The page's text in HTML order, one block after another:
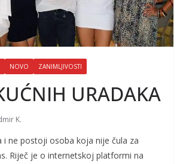
NOVO ZANIMLJIVOSTI
URADAKA
K.
i ne postoji osoba koja nije čula za
Riječ je o internetskoj platformi na